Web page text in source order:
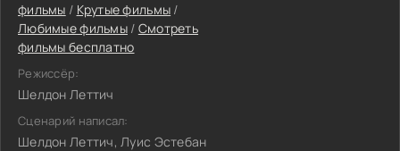
фильмы / Крутые фильмы /
Любимые фильмы/ Смотреть
фильмы бесплатно
Режиссёр:
Шелдон Леттич
Сценарий написал:
Шелдон Леттич, Луис Эстебан